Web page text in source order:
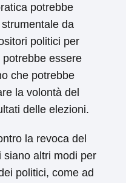
potrebbe
da
politici per
essere
che potrebbe
la volontà del
delle elezioni.
la revoca del
siano altri modi per
politici, come ad